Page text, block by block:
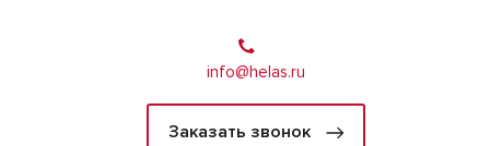
info@helas.ru
Заказать звонок